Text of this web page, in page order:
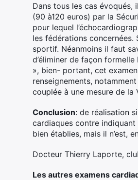
Dans tous les cas évoqués,
(90 à120 euros) par la
pour lequel
les fédérations concernées.
sportif. Néanmoins il faut
d’éliminer de façon
», bien- portant, cet
renseignements,
couplée à une mesure de la
Conclusion: de réalisation
cardiaques contre
bien établies, mais il n’est,
Docteur Thierry Laporte,
Les autres examens